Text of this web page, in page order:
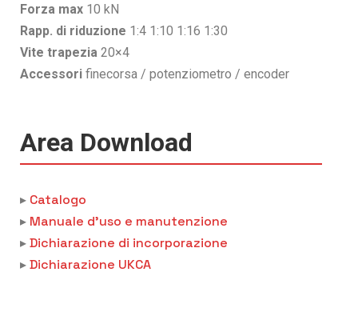
Forza max 10 kN
Rapp. di riduzione 1:4 1:10 1:16 1:30
Vite trapezia 20×4
Accessori finecorsa / potenziometro / encoder
Area Download
▸ Catalogo
▸ Manuale d’uso e manutenzione
▸ Dichiarazione di incorporazione
▸ Dichiarazione UKCA